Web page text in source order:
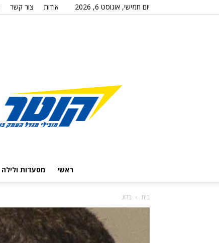
יום חמישי, אוגוסט 6, 2026 אודות צור קשר
ראשי מסעדות ולילה
בית בלוג